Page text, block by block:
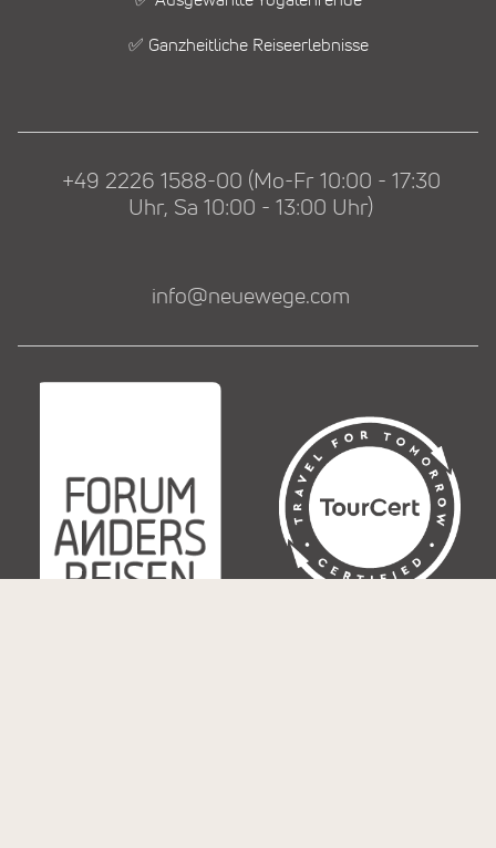
✅ Ganzheitliche Reiseerlebnisse
+49 2226 1588-00 (Mo-Fr 10:00 - 17:30
Uhr, Sa 10:00 - 13:00 Uhr)
info@neuewege.com